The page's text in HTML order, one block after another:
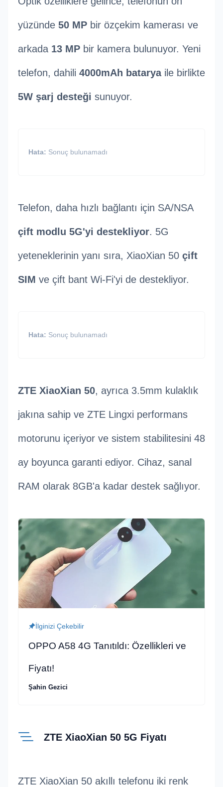
yüzünde 50 MP bir özçekim kamerası ve
arkada 13 MP bir kamera bulunuyor. Yeni
telefon, dahili 4000mAh bataryaile birlikte
5W şarj desteği sunuyor.
Hata: Sonuç bulunamadı
Telefon, daha hızlı bağlantı için SA/NSA
çift modlu 5G'yi destekliyor. 5G
yeteneklerinin yanı sıra, XiaoXian 50 çift
SIM ve çift bant Wi-Fi'yi de destekliyor.
Hata: Sonuç bulunamadı
ZTE XiaoXian 50, ayrıca 3.5mm kulaklık
jakına sahip ve ZTE Lingxi performans
motorunu içeriyor ve sistem stabilitesini 48
ay boyunca garanti ediyor. Cihaz, sanal
RAM olarak 8GB'a kadar destek sağlıyor.
İlginizi Çekebilir
OPPO A58 4G Tanıtıldı: Özellikleri ve
Fiyatı!
Şahin Gezici
ZTE XiaoXian 50 5G Fiyatı
ZTE XiaoXian 50 akıllı telefonu iki renk